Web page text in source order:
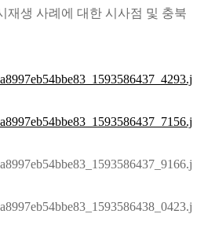
재생 사례에 대한 시사점 및 충북